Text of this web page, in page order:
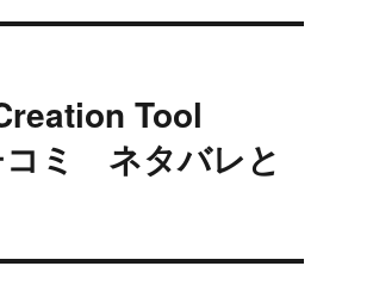
Tool
ミ ネタバレと